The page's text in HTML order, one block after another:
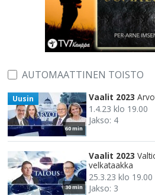
AUTOMAATTINEN TOISTO
60 min
Uusin Vaalit 2023
1.4.23 klo 19.00
Jakso: 4
30 min
Vaalit 2023
velkataakka
25.3.23 klo 19.00
Jakso: 3